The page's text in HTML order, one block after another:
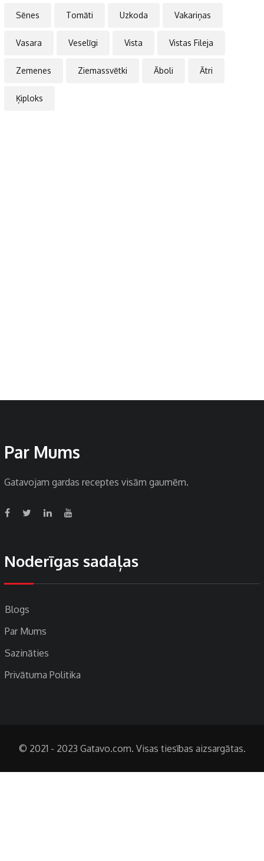
Sēnes Tomāti Uzkoda Vakariņas
Vasara Veselīgi Vista Vistas Fileja
Zemenes Ziemassvētki Āboli Ātri
Ķiploks
Par Mums
Gatavojam gardas receptes visām gaumēm.
Noderīgas sadaļas
Blogs
Par Mums
Sazināties
Privātuma Politika
© 2021 - 2023 Gatavo.com. Visas tiesības aizsargātas.